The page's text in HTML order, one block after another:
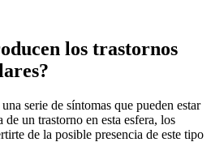
los trastornos
serie de síntomas que pueden estar
un trastorno en esta esfera, los
de la posible presencia de este tipo